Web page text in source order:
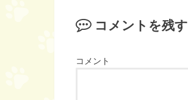
コメントを残す
コメント